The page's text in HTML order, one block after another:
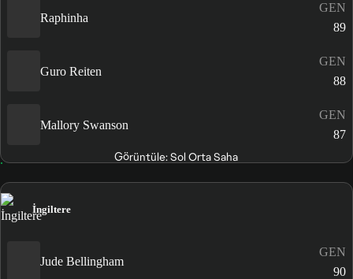
Raphinha
GEN
89
Guro Reiten
GEN
88
Mallory Swanson
GEN
87
Görüntüle: Sol Orta Saha
İngiltere
Jude Bellingham
GEN
90